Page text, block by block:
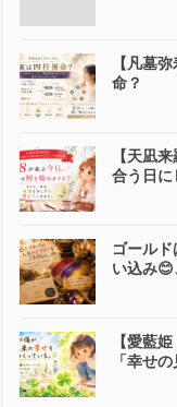
【凡墓
命？
【天凪
合う日に
ゴール
い込み😊
【愛藍
「幸せ